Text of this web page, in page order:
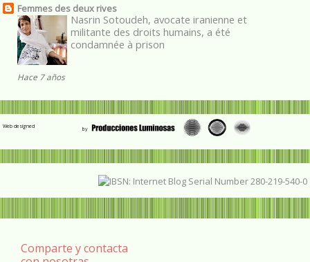
Femmes des deux rives
Nasrin Sotoudeh, avocate iranienne et
militante des droits humains, a été
condamnée à prison
Hace 7 años
Web designed
Comparte y contacta